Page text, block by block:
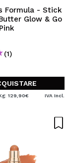
dei tuoi ordini e
Formula - Stick
Glow & Go
(1)
129,90€ IVA Incl.